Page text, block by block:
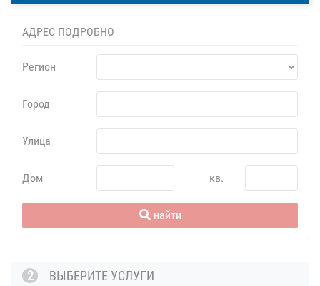
АДРЕС ПОДРОБНО
Регион
Город
Улица
Дом кв.
найти
2 ВЫБЕРИТЕ УСЛУГИ